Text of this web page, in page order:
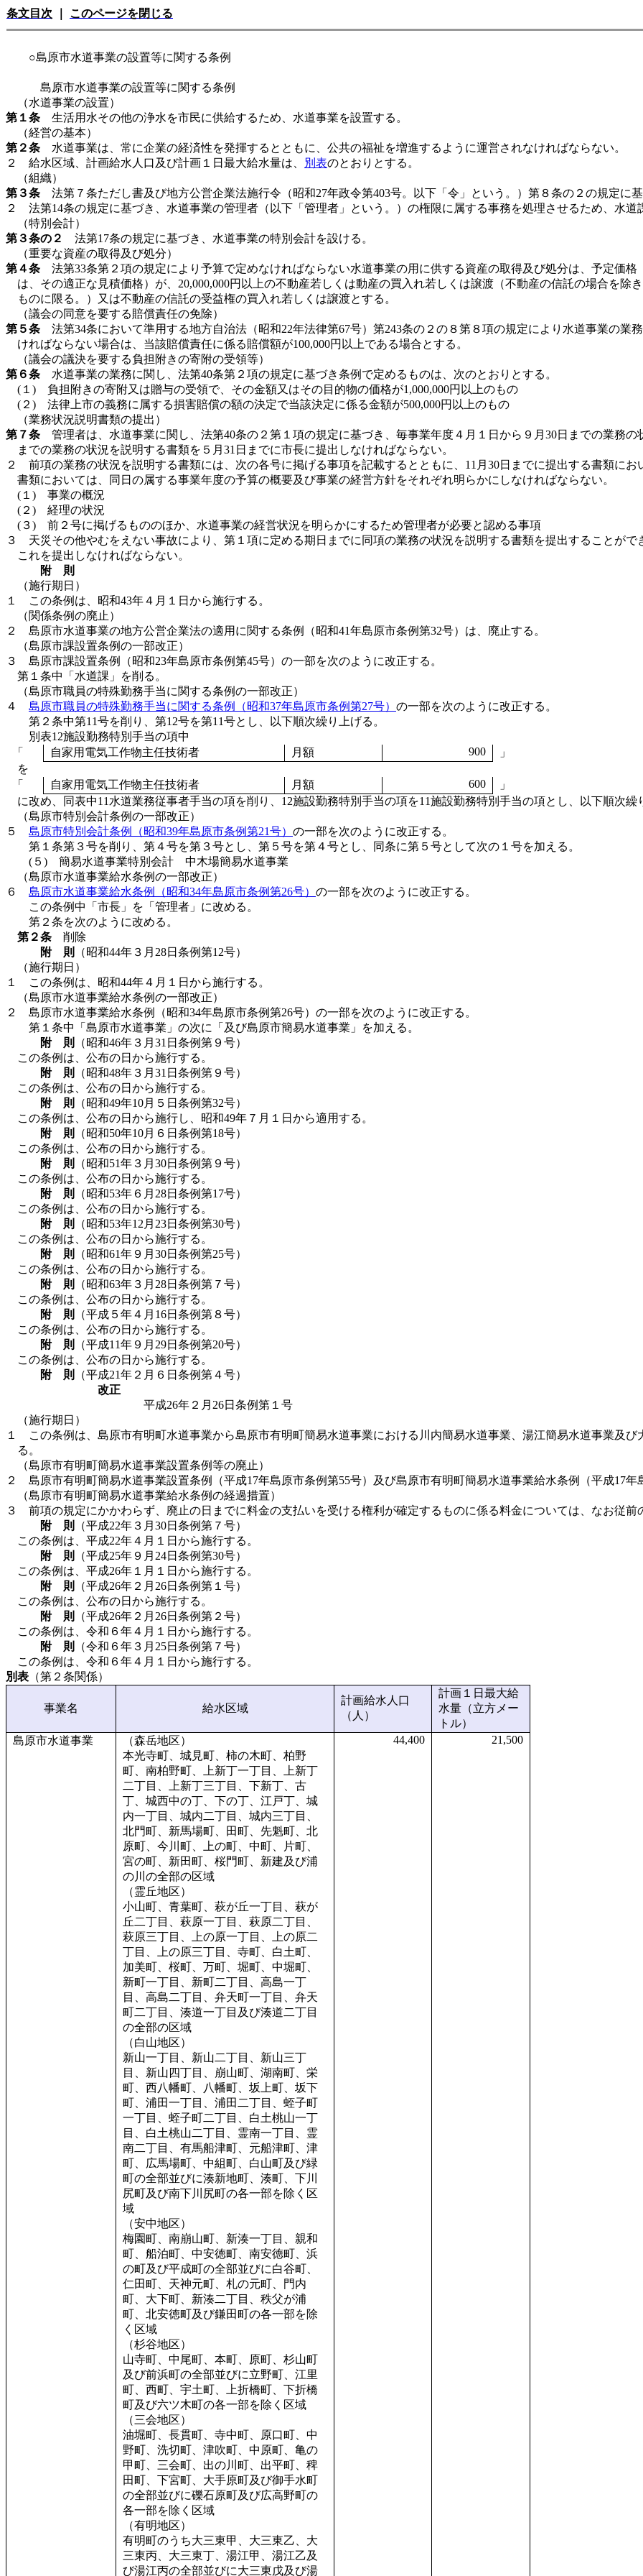
条文目次 このページを閉じる
○島原市水道事業の設置等に関する条例
島原市水道事業の設置等に関する条例
（水道事業の設置）
第１条 生活用水その他の浄水を市民に供給するため、水道事業を設置する。
（経営の基本）
第２条 水道事業は、常に企業の経済性を発揮するとともに、公共の福祉を増進するように運営されなければならない。
２ 給水区域、計画給水人口及び計画１日最大給水量は、
別表のとおりとする。
（組織）
第３条 法第７条ただし書及び地方公営企業法施行令（昭和27年政令第403号。以下「令」という。）第８条の２の規定に
２ 法第14条の規定に基づき、水道事業の管理者（以下「管理者」という。）の権限に属する事務を処理させるため、水道
（特別会計）
第３条の２
法第17条の規定に基づき、水道事業の特別会計を設ける。
（重要な資産の取得及び処分）
第４条 法第33条第２項の規定により予算で定めなければならない水道事業の用に供する資産の取得及び処分は、予定価
は、その適正な見積価格）が、20,000,000円以上の不動産若しくは動産の買入れ若しくは譲渡（不動産の信託の場合を除
ものに限る。）又は不動産の信託の受益権の買入れ若しくは譲渡とする。
（議会の同意を要する賠償責任の免除）
第５条 法第34条において準用する地方自治法（昭和22年法律第67号）第243条の２の８第８項の規定により水道事業の業
ければならない場合は、当該賠償責任に係る賠償額が100,000円以上である場合とする。
（議会の議決を要する負担附きの寄附の受領等）
第６条 水道事業の業務に関し、法第40条第２項の規定に基づき条例で定めるものは、次のとおりとする。
(１) 負担附きの寄附又は贈与の受領で、その金額又はその目的物の価格が1,000,000円以上のもの
(２) 法律上市の義務に属する損害賠償の額の決定で当該決定に係る金額が500,000円以上のもの
（業務状況説明書類の提出）
第７条 管理者は、水道事業に関し、法第40条の２第１項の規定に基づき、毎事業年度４月１日から９月30日までの業務の
までの業務の状況を説明する書類を５月31日までに市長に提出しなければならない。
２ 前項の業務の状況を説明する書類には、次の各号に掲げる事項を記載するとともに、11月30日までに提出する書類に
書類においては、同日の属する事業年度の予算の概要及び事業の経営方針をそれぞれ明らかにしなければならない。
(１) 事業の概況
(２) 経理の状況
(３) 前２号に掲げるもののほか、水道事業の経営状況を明らかにするため管理者が必要と認める事項
３ 天災その他やむをえない事故により、第１項に定める期日までに同項の業務の状況を説明する書類を提出することが
これを提出しなければならない。
附 則
（施行期日）
１ この条例は、昭和43年４月１日から施行する。
（関係条例の廃止）
２ 島原市水道事業の地方公営企業法の適用に関する条例（昭和41年島原市条例第32号）は、廃止する。
（島原市課設置条例の一部改正）
３ 島原市課設置条例（昭和23年島原市条例第45号）の一部を次のように改正する。
第１条中「水道課」を削る。
（島原市職員の特殊勤務手当に関する条例の一部改正）
４ 島原市職員の特殊勤務手当に関する条例（昭和37年島原市条例第27号） の一部を次のように改正する。
第２条中第11号を削り、第12号を第11号とし、以下順次繰り上げる。
別表12施設勤務特別手当の項中
「
自家用電気工作物主任技術者 月額 900
」
を
「
自家用電気工作物主任技術者 月額 600
」
に改め、同表中11水道業務従事者手当の項を削り、12施設勤務特別手当の項を11施設勤務特別手当の項とし、以下順次繰
（島原市特別会計条例の一部改正）
５ 島原市特別会計条例（昭和39年島原市条例第21号） の一部を次のように改正する。
第１条第３号を削り、第４号を第３号とし、第５号を第４号とし、同条に第５号として次の１号を加える。
(５) 簡易水道事業特別会計 中木場簡易水道事業
（島原市水道事業給水条例の一部改正）
６ 島原市水道事業給水条例（昭和34年島原市条例第26号） の一部を次のように改正する。
この条例中「市長」を「管理者」に改める。
第２条を次のように改める。
第２条 削除
附 則
（昭和44年３月28日条例第12号）
（施行期日）
１ この条例は、昭和44年４月１日から施行する。
（島原市水道事業給水条例の一部改正）
２ 島原市水道事業給水条例（昭和34年島原市条例第26号）の一部を次のように改正する。
第１条中「島原市水道事業」の次に「及び島原市簡易水道事業」を加える。
附 則
（昭和46年３月31日条例第９号）
この条例は、公布の日から施行する。
附 則
（昭和48年３月31日条例第９号）
この条例は、公布の日から施行する。
附 則
（昭和49年10月５日条例第32号）
この条例は、公布の日から施行し、昭和49年７月１日から適用する。
附 則
（昭和50年10月６日条例第18号）
この条例は、公布の日から施行する。
附 則
（昭和51年３月30日条例第９号）
この条例は、公布の日から施行する。
附 則
（昭和53年６月28日条例第17号）
この条例は、公布の日から施行する。
附 則
（昭和53年12月23日条例第30号）
この条例は、公布の日から施行する。
附 則
（昭和61年９月30日条例第25号）
この条例は、公布の日から施行する。
附 則
（昭和63年３月28日条例第７号）
この条例は、公布の日から施行する。
附 則
（平成５年４月16日条例第８号）
この条例は、公布の日から施行する。
附 則
（平成11年９月29日条例第20号）
この条例は、公布の日から施行する。
附 則
（平成21年２月６日条例第４号）
改正
平成26年２月26日条例第１号
（施行期日）
１ この条例は、島原市有明町水道事業から島原市有明町簡易水道事業における川内簡易水道事業、湯江簡易水道事業及
る。
（島原市有明町簡易水道事業設置条例等の廃止）
２ 島原市有明町簡易水道事業設置条例（平成17年島原市条例第55号）及び島原市有明町簡易水道事業給水条例（平成17年
（島原市有明町簡易水道事業給水条例の経過措置）
３ 前項の規定にかかわらず、廃止の日までに料金の支払いを受ける権利が確定するものに係る料金については、なお従前
附 則
（平成22年３月30日条例第７号）
この条例は、平成22年４月１日から施行する。
附 則
（平成25年９月24日条例第30号）
この条例は、平成26年１月１日から施行する。
附 則
（平成26年２月26日条例第１号）
この条例は、公布の日から施行する。
附 則
（平成26年２月26日条例第２号）
この条例は、令和６年４月１日から施行する。
附 則
（令和６年３月25日条例第７号）
この条例は、令和６年４月１日から施行する。
別表 （第２条関係）
事業名 給水区域
計画給水人口
（人）
計画１日最大給
水量（立方メー
トル）
島原市水道事業
（森岳地区）
本光寺町、城見町、柿の木町、柏野
町、南柏野町、上新丁一丁目、上新丁
二丁目、上新丁三丁目、下新丁、古
丁、城西中の丁、下の丁、江戸丁、城
内一丁目、城内二丁目、城内三丁目、
北門町、新馬場町、田町、先魁町、北
原町、今川町、上の町、中町、片町、
宮の町、新田町、桜門町、新建及び浦
の川の全部の区域
（霊丘地区）
小山町、青葉町、萩が丘一丁目、萩が
丘二丁目、萩原一丁目、萩原二丁目、
萩原三丁目、上の原一丁目、上の原二
丁目、上の原三丁目、寺町、白土町、
加美町、桜町、万町、堀町、中堀町、
新町一丁目、新町二丁目、高島一丁
目、高島二丁目、弁天町一丁目、弁天
町二丁目、湊道一丁目及び湊道二丁目
の全部の区域
（白山地区）
新山一丁目、新山二丁目、新山三丁
目、新山四丁目、崩山町、湖南町、栄
町、西八幡町、八幡町、坂上町、坂下
町、浦田一丁目、浦田二丁目、蛭子町
一丁目、蛭子町二丁目、白土桃山一丁
目、白土桃山二丁目、霊南一丁目、霊
南二丁目、有馬船津町、元船津町、津
町、広馬場町、中組町、白山町及び緑
町の全部並びに湊新地町、湊町、下川
尻町及び南下川尻町の各一部を除く区
域
（安中地区）
梅園町、南崩山町、新湊一丁目、親和
町、船泊町、中安徳町、南安徳町、浜
の町及び平成町の全部並びに白谷町、
仁田町、天神元町、札の元町、門内
町、大下町、新湊二丁目、秩父が浦
町、北安徳町及び鎌田町の各一部を除
く区域
（杉谷地区）
山寺町、中尾町、本町、原町、杉山町
及び前浜町の全部並びに立野町、江里
町、西町、宇土町、上折橋町、下折橋
町及び六ツ木町の各一部を除く区域
（三会地区）
油堀町、長貫町、寺中町、原口町、中
野町、洗切町、津吹町、中原町、亀の
甲町、三会町、出の川町、出平町、稗
田町、下宮町、大手原町及び御手水町
の全部並びに礫石原町及び広高野町の
各一部を除く区域
（有明地区）
有明町のうち大三東甲、大三東乙、大
三東丙、大三東丁、湯江甲、湯江乙及
び湯江丙の全部並びに大三東戊及び湯
44,400 21,500